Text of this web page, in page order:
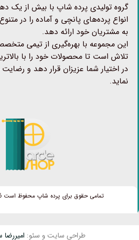
گروه تولیدی پرده شاپ با بیش از یک
انواع پرده‌های پانچی و آماده را در
به مشتریان خود ارائه دهد.
این مجموعه با بهره‌گیری از تیمی
تلاش است تا محصولات خود را با
در اختیار شما عزیزان قرار دهد و
نماید.
تمامی حقوق برای پرده شاپ محفوظ است Copyright 2026 ©
طراحی سایت و سئو: